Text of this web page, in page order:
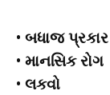
• બધાજ
• માનસિક રોગ
• લકવો